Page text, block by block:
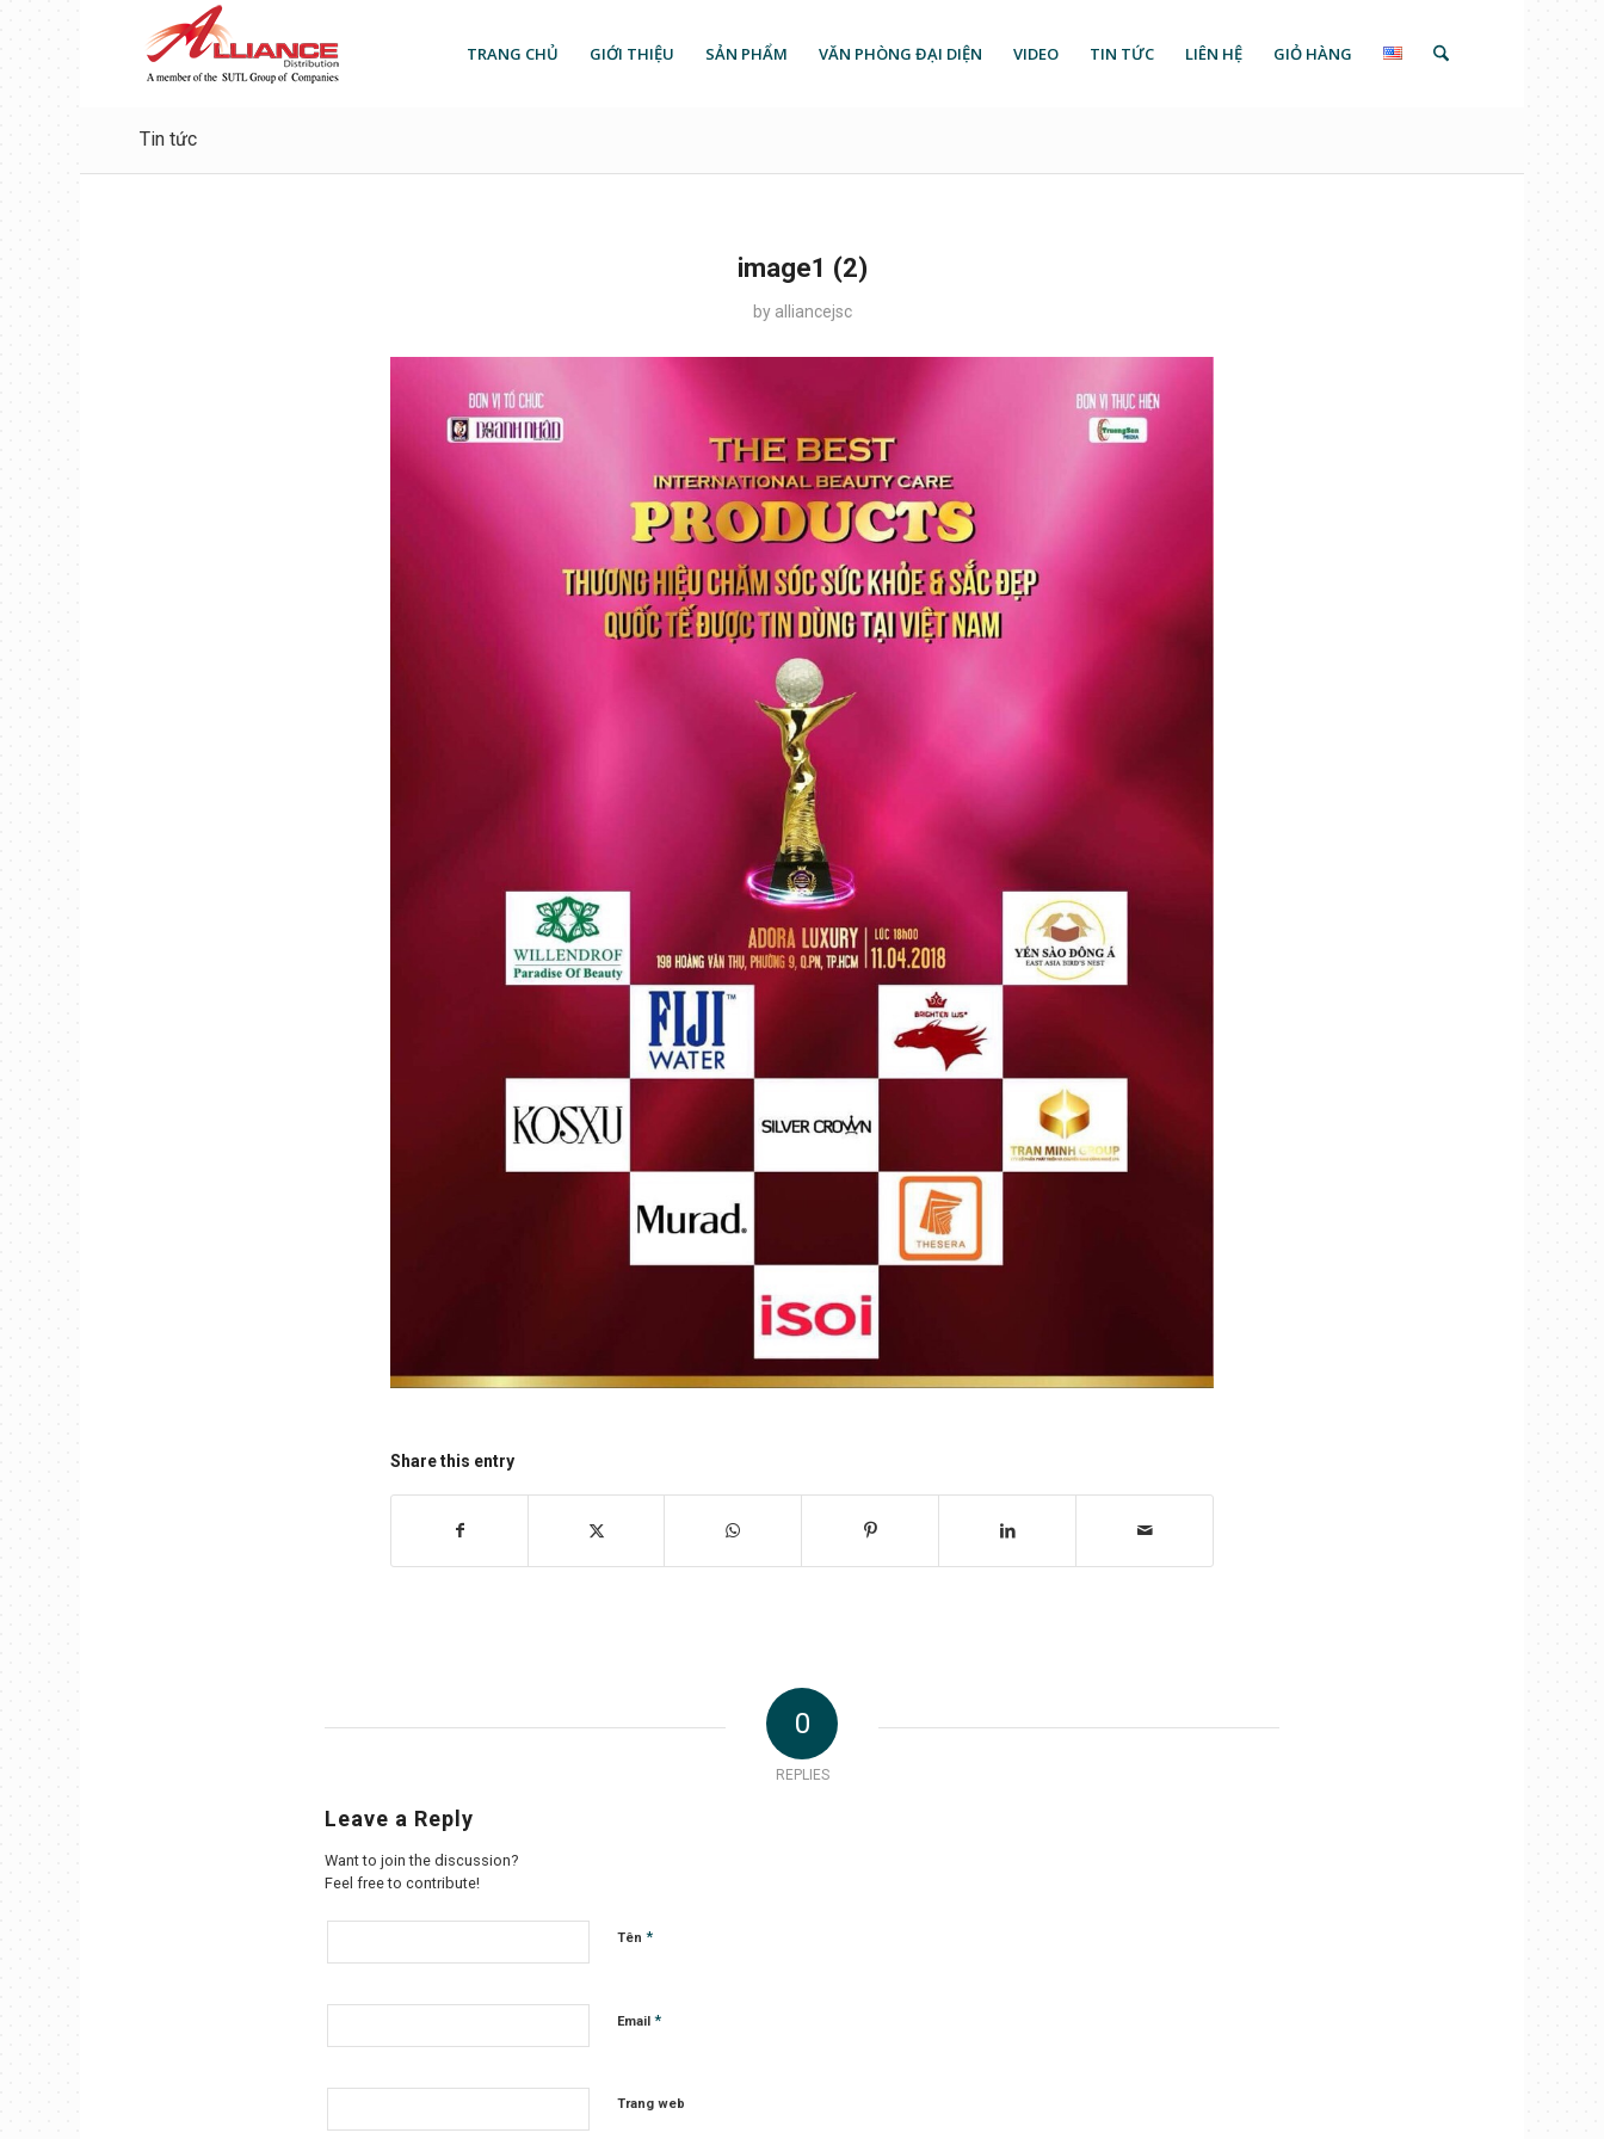
TRANG CHỦ GIỚI THIỆU SẢN PHẨM VĂN PHÒNG ĐẠI DIỆN VIDEO TIN TỨC LIÊN HỆ GIỎ HÀNG
Tin tức
image1 (2)
by alliancejsc
Share this entry
0
REPLIES
Leave a Reply
Want to join the discussion?
Feel free to contribute!
Tên *
Email *
Trang web